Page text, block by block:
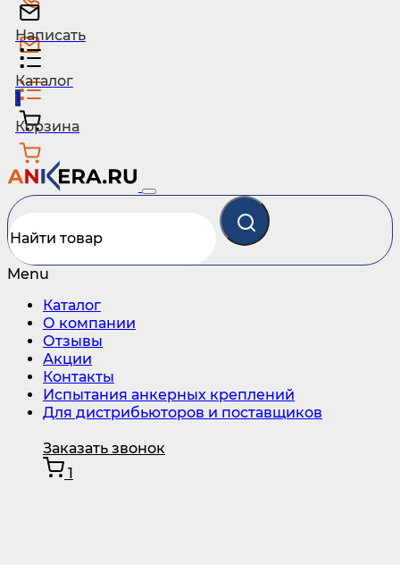
Написать
Каталог
1
Корзина
Menu
Каталог
О компании
Отзывы
Акции
Контакты
Испытания анкерных креплений
Для дистрибьюторов и поставщиков
Заказать звонок
1